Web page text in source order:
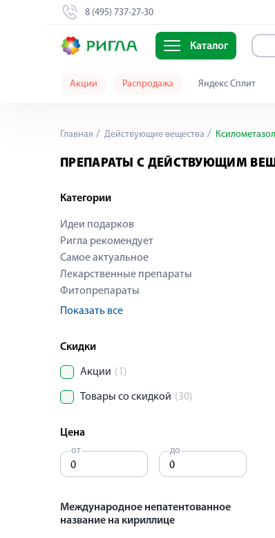
8 (495) 737-27-30
Каталог
Акции Распродажа Яндекс Сплит
Главная Действующие вещества
ПРЕПАРАТЫ С ДЕЙСТВУЮЩИМ
Категории
Идеи подарков
Ригла рекомендует
Самое актуальное
Лекарственные препараты
Фитопрепараты
Показать все
Скидки
Акции (1)
Товары со скидкой (30)
Цена
от до
Международное непатентованное
название на кириллице